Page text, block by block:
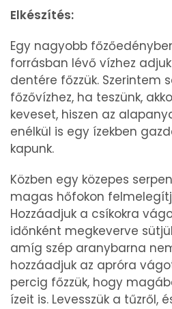
Elkészítés:
Egy nagyobb
forrásban lévő vízhez
dentére főzzük. Szerintem
főzővízhez, ha teszünk,
keveset, hiszen az
enélkül is egy ízekben
kapunk.
Közben egy közepes
magas hőfokon
Hozzáadjuk a csíkokra
időnként megkeverve
amíg szép aranybarna
hozzáadjuk az apróra
percig főzzük, hogy
ízeit is. Levesszük a tűzről,